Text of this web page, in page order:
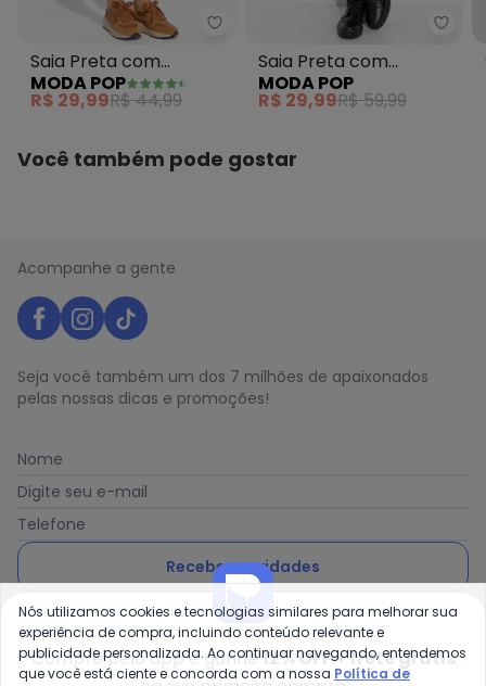
Moda Pop - Saia Preta com
Saia Preta com
Recortes, Amarração e
Bolsos
MODA POP
R$ 29,99R$ 44,99
Saia Preta com
Amarração na Perna
MODA POP
R$ 29,99R$ 59,99
Você também pode gostar
Acompanhe a gente
Seja você também um dos 7 milhões de apaixonados
pelas nossas dicas e promoções!
Nome
Digite seu e-mail
Telefone
Receber novidades
Ao enviar o cadastro, você concorda com a nossa Política
de Privacidade
Compre pelo app e ganhe12% OFF + frete grátis
Nós utilizamos cookies e tecnologias similares para melhorar sua
experiência de compra, incluindo conteúdo relevante e
publicidade personalizada. Ao continuar navegando, entendemos
que você está ciente e concorda com a nossa Política de